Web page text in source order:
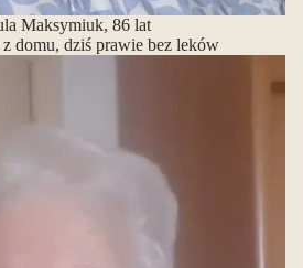
Maksymiuk, 86 lat
domu, dziś prawie bez leków